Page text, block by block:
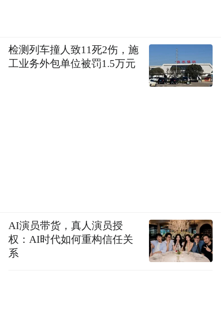
检测列车撞人致11死2伤，施
工业务外包单位被罚1.5万元
AI演员带货，真人演员授
权：AI时代如何重构信任关
系